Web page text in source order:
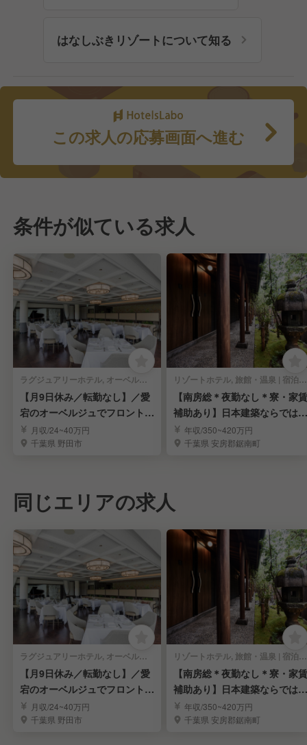
はなしぶきリゾートについて知る
この求人の応募画面へ進む
条件が似ている求人
ラグジュアリーホテル, オーベルジュ | 宿泊部門 | 宿泊全般
【月9日休み／転勤なし】／愛
宕のオーベルジュでフロントス
タッフを募集
月収/24~40万円
千葉県 野田市
リゾートホテル, 旅館・温泉 | 宿泊部門 | 宿泊全般
【南房総＊夜勤なし＊寮・家賃
補助あり】日本建築ならではの
趣×現代的な快適さ
年収/350~420万円
千葉県 安房郡鋸南町
同じエリアの求人
ラグジュアリーホテル, オーベルジュ | 宿泊部門 | 宿泊全般
【月9日休み／転勤なし】／愛
宕のオーベルジュでフロントス
タッフを募集
月収/24~40万円
千葉県 野田市
リゾートホテル, 旅館・温泉 | 宿泊部門 | 宿泊全般
【南房総＊夜勤なし＊寮・家賃
補助あり】日本建築ならではの
趣×現代的な快適さ
年収/350~420万円
千葉県 安房郡鋸南町